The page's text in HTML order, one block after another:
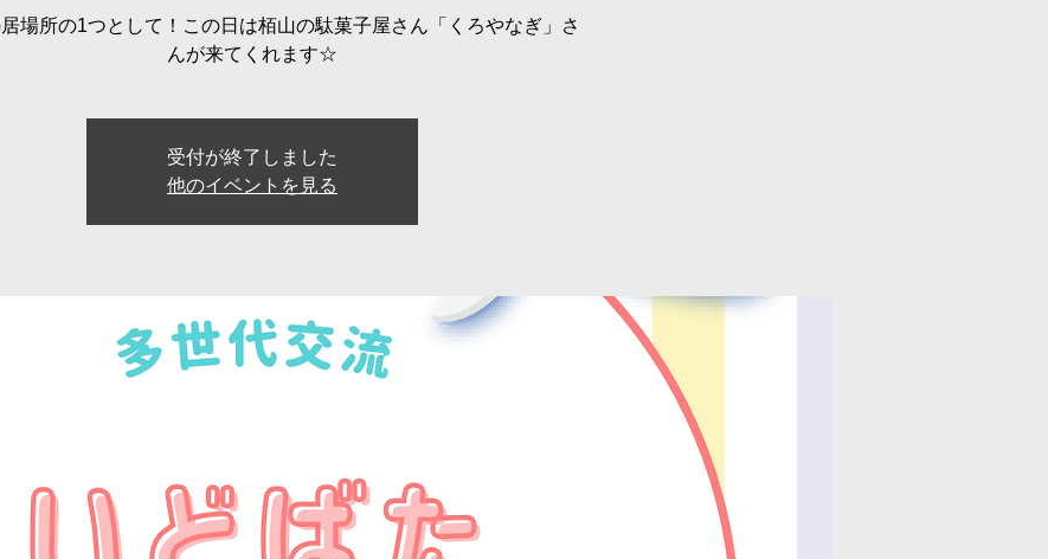
場所の1つとして！この日は栢山の駄菓子屋さん「くろやなぎ」さ
んが来てくれます☆
受付が終了しました
他のイベントを見る